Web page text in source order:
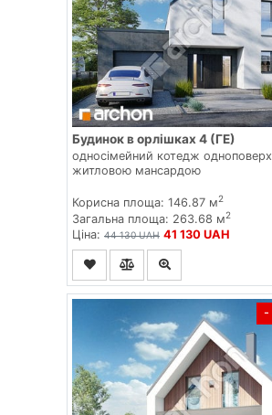
Будинок в орлішках 4 (ГЕ)
односімейний котедж
житловою мансардою
Корисна площа: 146.87 м2
Загальна площа: 263.68 м2
Ціна: 44 130 UAH 41 130 UAH
-